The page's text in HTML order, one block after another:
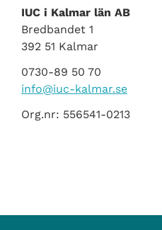
IUC i Kalmar län AB
Bredbandet 1
392 51 Kalmar
0730-89 50 70
info@iuc-kalmar.se
Org.nr: 556541-0213